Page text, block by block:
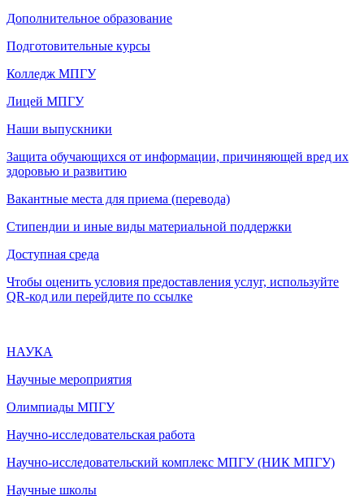
Дополнительное образование
Подготовительные курсы
Колледж МПГУ
Лицей МПГУ
Наши выпускники
Защита обучающихся от информации, причиняющей вред их
здоровью и развитию
Вакантные места для приема (перевода)
Стипендии и иные виды материальной поддержки
Доступная среда
Чтобы оценить условия предоставления услуг, используйте
QR-код или перейдите по ссылке
НАУКА
Научные мероприятия
Олимпиады МПГУ
Научно-исследовательская работа
Научно-исследовательский комплекс МПГУ (НИК МПГУ)
Научные школы